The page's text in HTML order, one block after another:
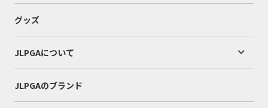
グッズ
JLPGAについて
JLPGAのブランド